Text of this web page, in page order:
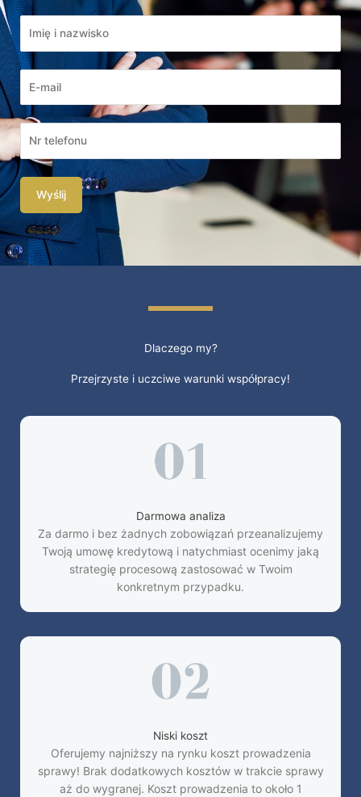
Dlaczego my?
Przejrzyste i uczciwe warunki współpracy!
Darmowa analiza
Za darmo i bez żadnych zobowiązań przeanalizujemy
Twoją umowę kredytową i natychmiast ocenimy jaką
strategię procesową zastosować w Twoim
konkretnym przypadku.
Niski koszt
Oferujemy najniższy na rynku koszt prowadzenia
sprawy! Brak dodatkowych kosztów w trakcie sprawy
aż do wygranej. Koszt prowadzenia to około 1